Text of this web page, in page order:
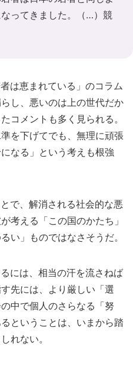
ってきました。（…）競
は恵まれている」のコラム
し、悪いのは上の世代だか
コメントも多く見られる。
を下げてでも、無理に頑張
なる」という考えも根強
で、解消される社会的な悪
考える「この国のかたち」
い」ものではなさそうだ。
には、相当の汗を流さねば
先には、より厳しい「選
中で個人のさらなる「努
ということは、いまから踏
れない。